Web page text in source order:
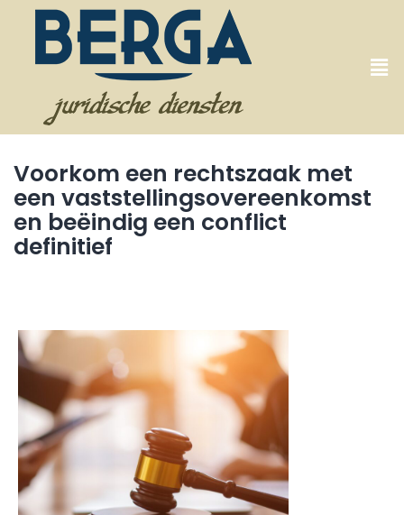
Voorkom een rechtszaak met
een vaststellingsovereenkomst
en beëindig een conflict
definitief